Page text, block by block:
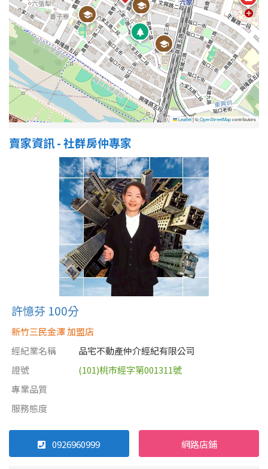
5-10 年 10-20 年
20-30 年 30-40 年
40 年以上
售價 Leaflet|©OpenStreetMapcontributors
賣家資訊 - 社群房仲專家
許憶芬 100分
新竹三民金澤 加盟店
經紀業名稱
品宅不動產仲介經紀有限公司
證號
(101)桃市經字第001311號
專業品質
服務態度
0926960999 網路店鋪